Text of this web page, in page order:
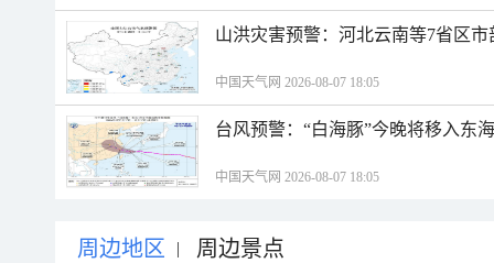
山洪灾害预警：河北云南等7省区
中国天气网 2026-08-07 18:05
台风预警：“白海豚”今晚将移入东
中国天气网 2026-08-07 18:05
周边地区 | 周边景点